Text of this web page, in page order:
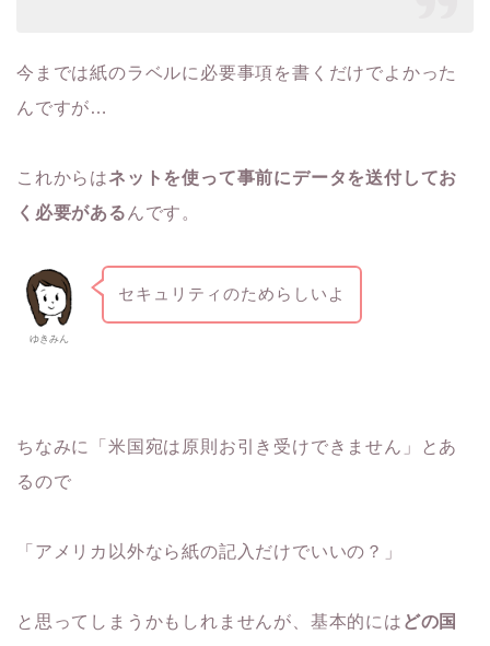
今までは紙のラベルに必要事項を書くだけでよかった
んですが…
これからはネットを使って事前にデータを送付してお
く必要がある んです。
ゆきみん
セキュリティのためらしいよ
ちなみに「米国宛は原則お引き受けできません」とあ
るので
「アメリカ以外なら紙の記入だけでいいの？」
と思ってしまうかもしれませんが、基本的には どの国